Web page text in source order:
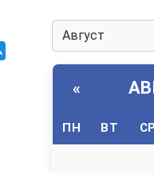
«
ПН ВТ СР